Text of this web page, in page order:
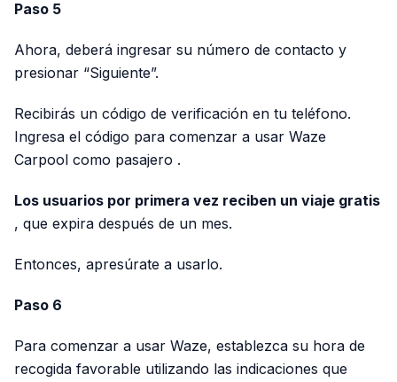
Paso 5
Ahora, deberá ingresar su número de contacto y
presionar “Siguiente”.
Recibirás un código de verificación en tu teléfono.
Ingresa el código para comenzar a usar Waze
Carpool como pasajero .
Los usuarios por primera vez reciben un viaje gratis
, que expira después de un mes.
Entonces, apresúrate a usarlo.
Paso 6
Para comenzar a usar Waze, establezca su hora de
recogida favorable utilizando las indicaciones que